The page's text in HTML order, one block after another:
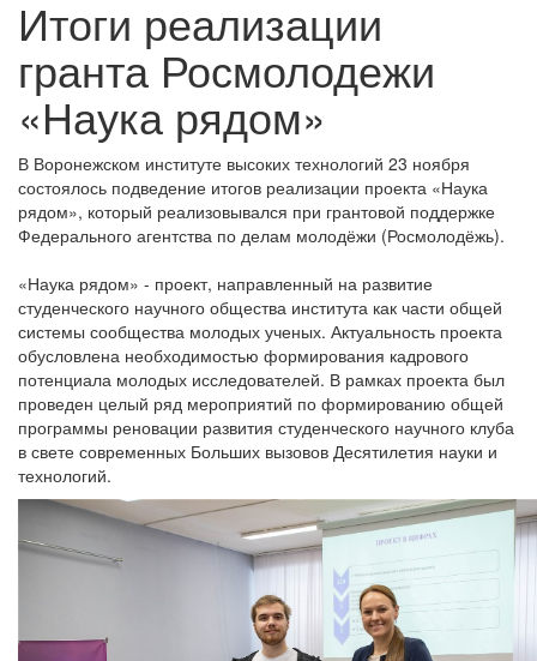
Итоги реализации
гранта Росмолодежи
«Наука рядом»
В Воронежском институте высоких технологий 23 ноября
состоялось подведение итогов реализации проекта «Наука
рядом», который реализовывался при грантовой поддержке
Федерального агентства по делам молодёжи (Росмолодёжь).
«Наука рядом» - проект, направленный на развитие
студенческого научного общества института как части общей
системы сообщества молодых ученых. Актуальность проекта
обусловлена необходимостью формирования кадрового
потенциала молодых исследователей. В рамках проекта был
проведен целый ряд мероприятий по формированию общей
программы реновации развития студенческого научного клуба
в свете современных Больших вызовов Десятилетия науки и
технологий.